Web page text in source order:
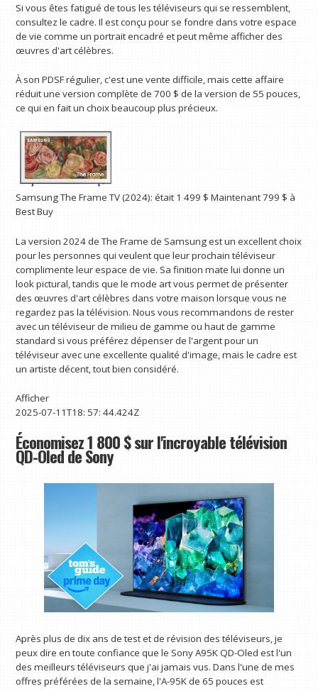
Si vous êtes fatigué de tous les téléviseurs qui se ressemblent,
consultez le cadre. Il est conçu pour se fondre dans votre espace
de vie comme un portrait encadré et peut même afficher des
œuvres d'art célèbres.
À son PDSF régulier, c'est une vente difficile, mais cette affaire
réduit une version complète de 700 $ de la version de 55 pouces,
ce qui en fait un choix beaucoup plus précieux.
Samsung The Frame TV (2024): était 1 499 $ Maintenant 799 $ à
Best Buy
La version 2024 de The Frame de Samsung est un excellent choix
pour les personnes qui veulent que leur prochain téléviseur
complimente leur espace de vie. Sa finition mate lui donne un
look pictural, tandis que le mode art vous permet de présenter
des œuvres d'art célèbres dans votre maison lorsque vous ne
regardez pas la télévision. Nous vous recommandons de rester
avec un téléviseur de milieu de gamme ou haut de gamme
standard si vous préférez dépenser de l'argent pour un
téléviseur avec une excellente qualité d'image, mais le cadre est
un artiste décent, tout bien considéré.
Afficher
2025-07-11T18: 57: 44.424Z
Économisez 1 800 $ sur l'incroyable télévision
QD-Oled de Sony
Après plus de dix ans de test et de révision des téléviseurs, je
peux dire en toute confiance que le Sony A95K QD-Oled est l'un
des meilleurs téléviseurs que j'ai jamais vus. Dans l'une de mes
offres préférées de la semaine, l'A-95K de 65 pouces est